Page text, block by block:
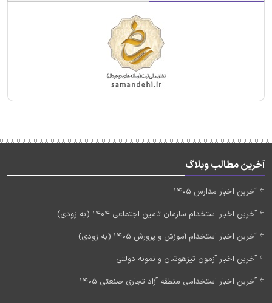
آخرین مطالب وبلاگ
آخرین اخبار مدارس 1405
آخرین اخبار استخدام سازمان تامین اجتماعی 1404 (به زودی)
آخرین اخبار استخدام آموزش و پرورش 1405 (به زودی)
آخرین اخبار آزمون تیزهوشان و نمونه دولتی
آخرین اخبار استخدامی منطقه آزاد تجاری صنعتی 1405